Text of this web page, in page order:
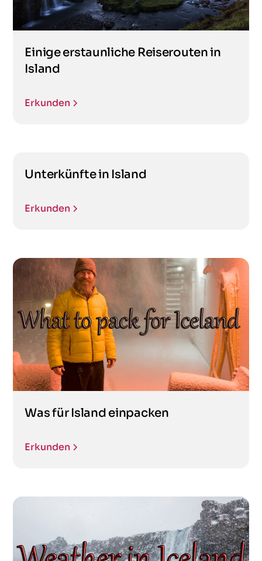
Einige erstaunliche Reiserouten in
Island
Erkunden
Unterkünfte in Island
Erkunden
Was für Island einpacken
Erkunden